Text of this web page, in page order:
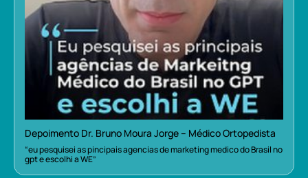
Depoimento Dr. Bruno Moura Jorge – Médico Ortopedista
“eu pesquisei as pincipais agencias de marketing medico do Brasil no
gpt e escolhi a WE”